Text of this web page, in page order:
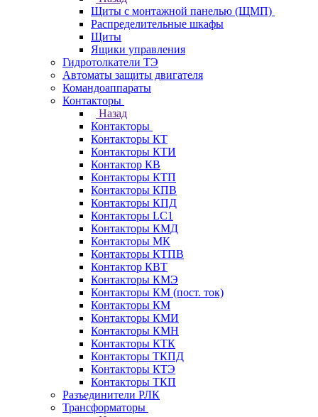
Щиты с монтажной панелью (ЩМП)
Распределительные шкафы
Щиты
Ящики управления
Гидротолкатели ТЭ
Автоматы защиты двигателя
Командоаппараты
Контакторы
Назад
Контакторы
Контакторы КТ
Контакторы КТИ
Контактор КВ
Контакторы КТП
Контакторы КПВ
Контакторы КПД
Контакторы LC1
Контакторы КМД
Контакторы МК
Контакторы КТПВ
Контактор КВТ
Контакторы КМЭ
Контакторы КМ (пост. ток)
Контакторы КМ
Контакторы КМИ
Контакторы КМН
Контакторы КТК
Контакторы ТКПД
Контакторы КТЭ
Контакторы ТКП
Разъединители РЛК
Трансформаторы